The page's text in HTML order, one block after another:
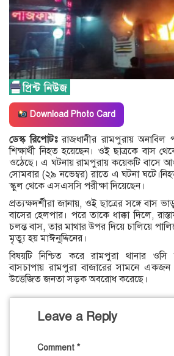
Download Photo Card
ডেস্ক রিপোটঃরাজধানীর রামপুরায় অনাবিল
শিক্ষার্থী নিহত হয়েছেন। ওই ছাত্রকে বাস
ওঠেছে। এ ঘটনায় রামপুরায় কয়েকটি বাসে
সোমবার (২৯ নভেম্বর) রাতে এ ঘটনা
স্কুল থেকে এসএসসি পরীক্ষা দিয়েছেন।
প্রত্যক্ষদর্শীরা জানায়, ওই ছাত্রের সঙ্গে বাস
বাসের হেলপার। পরে তাকে ধাক্কা দিলে,
চলন্ত বাস, তার মাথার উপর দিয়ে চালিয়ে
মৃত্যু হয় মাঈনুদ্দিনের।
বিষয়টি নিশ্চিত করে রামপুরা থানার
বাসচাপায় রামপুরা বাজারের সামনে
উত্তেজিত জনতা সড়ক অবরোধ করেছে।
Leave a Reply
Comment *